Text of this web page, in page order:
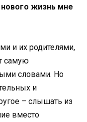
нового жизнь мне
и их родителями,
самую
словами. Но
и
– слышать из
вместо